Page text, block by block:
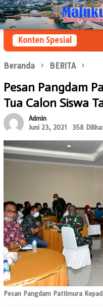
Loncat
ke
konten
Menu
Mobile
Konten Spesial
Beranda BERITA
Pesan Pangdam
Tua Calon Siswa
Admin
Juni 23, 2021
358
Pesan Pangdam Pattimura